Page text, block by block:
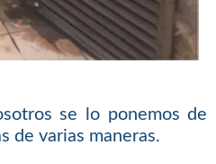
se lo ponemos de
de varias maneras.